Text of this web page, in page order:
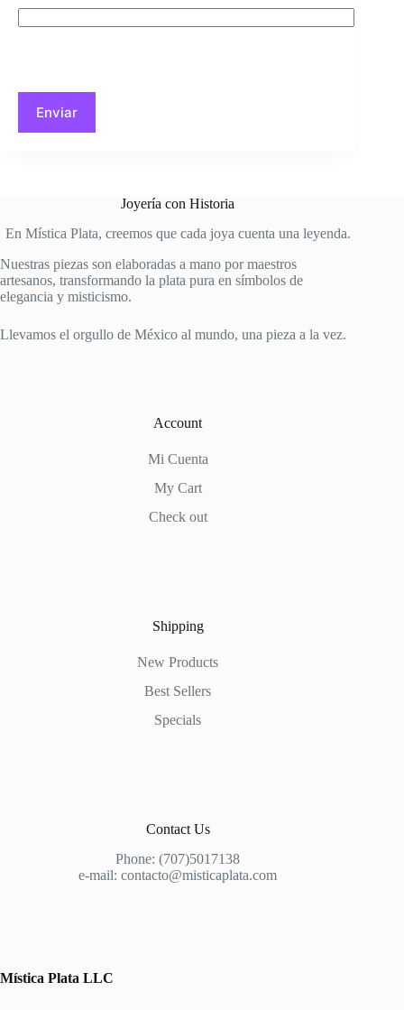
Enviar
Joyería con Historia
En Mística Plata, creemos que cada joya cuenta una leyenda.
Nuestras piezas son elaboradas a mano por maestros
artesanos, transformando la plata pura en símbolos de
elegancia y misticismo.
Llevamos el orgullo de México al mundo, una pieza a la vez.
Account
Mi Cuenta
My Cart
Check out
Shipping
New Products
Best Sellers
Specials
Contact Us
Phone:(707)5017138
e-mail: contacto@misticaplata.com
Mística Plata LLC